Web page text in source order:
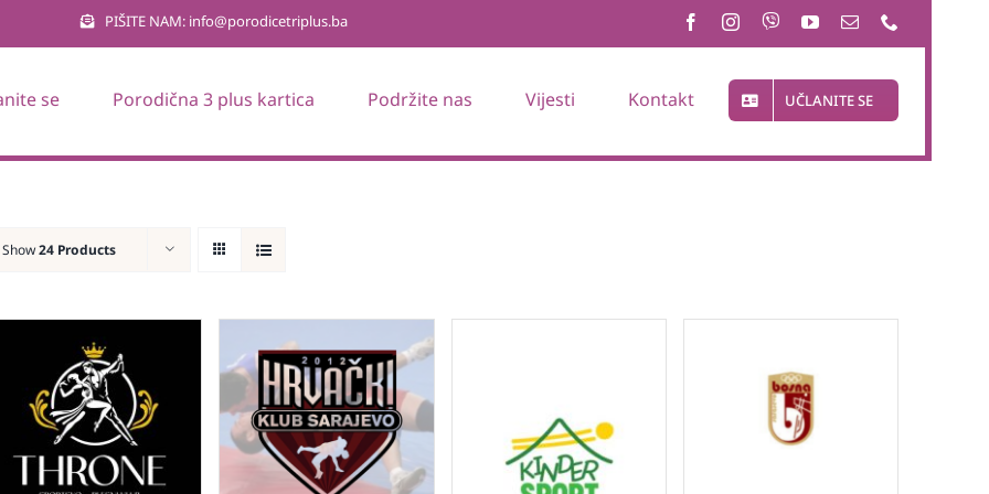
PIŠITE NAM: info@porodicetriplus.ba
se Porodična 3 plus kartica Podržite nas Vijesti Kontakt UČLANITE SE
Show24 Products